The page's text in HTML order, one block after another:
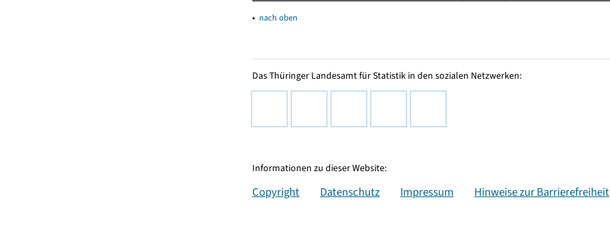
▴ nach oben
Das Thüringer Landesamt für Statistik in den sozialen Netzwerken:
Informationen zu dieser Website:
Copyright Datenschutz Impressum Hinweise zur Barrierefreiheit